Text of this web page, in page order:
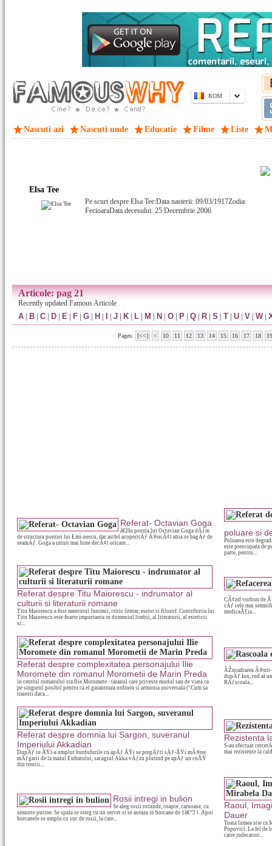
ROM
Nascuti azi Nascuti unde Educatie Filme Liste
Elsa Tee
Pe scurt despre Elsa Tee:Data nasterii: 09/03/1917Zodia:
FecioaraData decesului: 25 Decembrie 2006
Articole: pag 21
Recently updated Famous Articole
A | B | C | D | E | F | G | H | | J | K | L | M | N | O | P | Q | R | S | T | U | V | W|
Pages: [<<] < 10 11 12 13 14 15 16 17 18 19
Referat- Octavian Goga
â€žIn poezia lui Octavian Goga dÄƒm
de structura poeziei lui Emi-nescu, dar astfel acoperitÄƒ Ã®ncÃ¢t abia se bagÄƒ de
seamÄƒ. Goga a intuit mai bine decÃ¢t oricare...
poluare si
Poluarea este
este preocupata de
parte, pentru...
Referat despre Titu Maiorescu - indrumator al
culturii si literaturii romane
Titu Maiorescu a fost mentorul Junimii, critic literar, eseist si filozof. Contributia lui
Titu Maiorescu este foarte importanta in domeniul limbii, al literaturii, al esteticii
si...
CÃ¢nd vorbim de
cÄƒ cele mai
medicaÅ£ia...
Referat despre complexitatea personajului Ilie
Moromete din romanul Morometii de Marin Preda
in centrul romanului sta Ilie Moromete - taranul care priveste modul sau de viata ca
pe singurul posibil pentru ca el garanteaza ordinea si armonia universala ("Cum sa
traiesti daca...
ÃŽncadrarea
dupÄƒ Ion, rod al
RÄƒscoala...
Referat despre domnia lui Sargon, suveranul
Imperiului Akkadian
DupÄƒ ce ÅŸi-a umplut burdufurile cu apÄƒ ÅŸi se pregÄƒti sÄƒ-ÅŸi mÃ®ne
mÄƒgarii de la malul Eufratului, sacagiul Akka vÄƒzu plutind pe apÄƒ un coÅŸ
din trestii...
Rezistenta
S-au efectuat
mai rezistente la
Rosii intregi in bulion
Se aleg rosii rotunde, coapte, carnoase, cu
seminte putine. Se spala se sterg cu un servet si se aseaza in borcane de 1â€”2 l. Apoi
borcanele se umplu cu suc de rosii, la care...
Raoul,
Dauer
Toata lumea stie ca
Popovici. La fel de
catre judecatori...